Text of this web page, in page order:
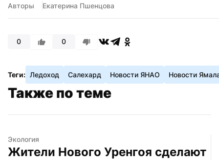
Авторы Екатерина Пшенцова
0 0
Теги: Ледоход Салехард Новости ЯНАО Новости
Также по теме
Экология
Жители Нового Уренгоя сделают